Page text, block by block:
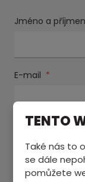
Jméno a
E-mail *
Text zprávy *
TENTO
Také nás to
se dále
pomůžete